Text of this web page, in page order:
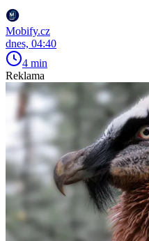
Mobify.cz
dnes, 04:40
4 min
Reklama